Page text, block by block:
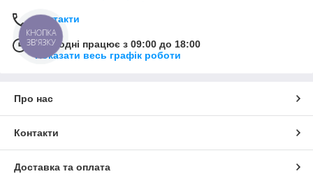
Контакти
Сьогодні працює з 09:00 до 18:00
Показати весь графік роботи
Про нас
Контакти
Доставка та оплата
КНОПКА
ЗВ'ЯЗКУ